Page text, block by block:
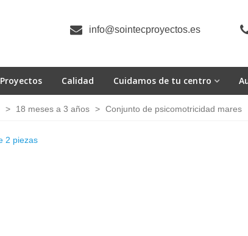
info@sointecproyectos.es
Proyectos Calidad Cuidamos de tu centro
> 18 meses a 3 años > Conjunto de psicomotricidad mares